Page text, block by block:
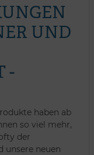
UND
-
haben ab
so viel mehr,
der
unsere neuen